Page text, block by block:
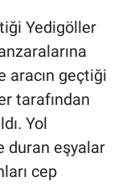
Yedigöller
aracın geçtiği
tarafından
Yol
duran eşyalar
cep